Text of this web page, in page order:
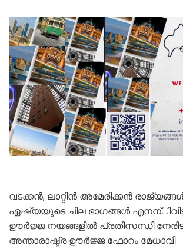
വടക്കന്‍, ലാറ്റിന്‍ അമേരിക്കന്‍
ഏഷ്യയുടെ ചില ഭാഗങ്ങള്‍
ഊര്‍ജ്ജ നയങ്ങളില്‍ പ്രതിസന്ധി
അന്താരാഷ്ട്ര ഊര്‍ജ്ജ ഫോറം മേധാവി